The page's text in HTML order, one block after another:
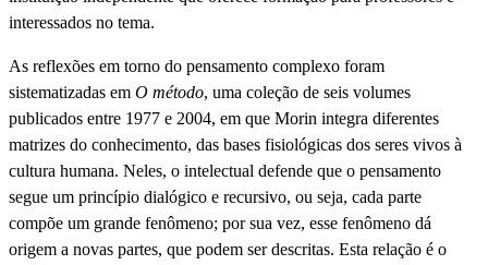
interessados no tema.
As reflexões em torno do pensamento complexo foram
sistematizadas em O método, uma coleção de seis volumes
publicados entre 1977 e 2004, em que Morin integra diferentes
matrizes do conhecimento, das bases fisiológicas dos seres vivos à
cultura humana. Neles, o intelectual defende que o pensamento
segue um princípio dialógico e recursivo, ou seja, cada parte
compõe um grande fenômeno; por sua vez, esse fenômeno dá
origem a novas partes, que podem ser descritas. Esta relação é o